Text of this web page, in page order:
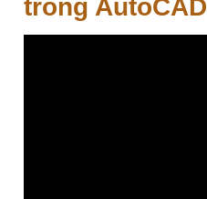
trong AutoCAD